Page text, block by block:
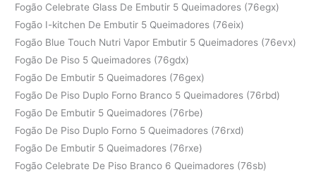
Fogão Celebrate Glass De Embutir 5 Queimadores (76egx)
Fogão I-kitchen De Embutir 5 Queimadores (76eix)
Fogão Blue Touch Nutri Vapor Embutir 5 Queimadores (76evx)
Fogão De Piso 5 Queimadores (76gdx)
Fogão De Embutir 5 Queimadores (76gex)
Fogão De Piso Duplo Forno Branco 5 Queimadores (76rbd)
Fogão De Embutir 5 Queimadores (76rbe)
Fogão De Piso Duplo Forno 5 Queimadores (76rxd)
Fogão De Embutir 5 Queimadores (76rxe)
Fogão Celebrate De Piso Branco 6 Queimadores (76sb)